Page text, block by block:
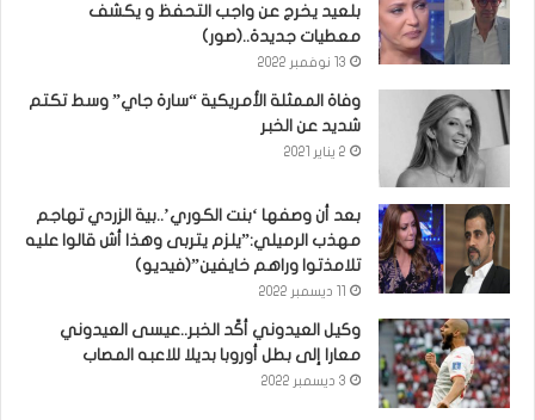
بلعيد يخرج عن واجب التحفظ و يكشف
معطيات جديدة..(صور)
13 نوفمبر 2022
وفاة الممثلة الأمريكية “سارة جاي” وسط تكتم
شديد عن الخبر
2 يناير 2021
بعد أن وصفها ‘بنت الكوري’..بية الزردي تهاجم
مهذب الرميلي:”يلزم يتربى وهذا أش قالوا عليه
تلامذتوا وراهم خايفين”(فيديو)
وكيل العيدوني أكّد الخبر..عيسى العيدوني
معارا إلى بطل أوروبا بديلا للاعبه المصاب
3 ديسمبر 2022